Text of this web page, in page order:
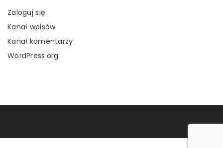
Zaloguj się
Kanał wpisów
Kanał komentarzy
WordPress.org